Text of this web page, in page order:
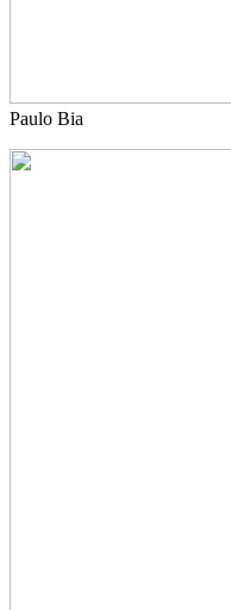
Paulo Bia